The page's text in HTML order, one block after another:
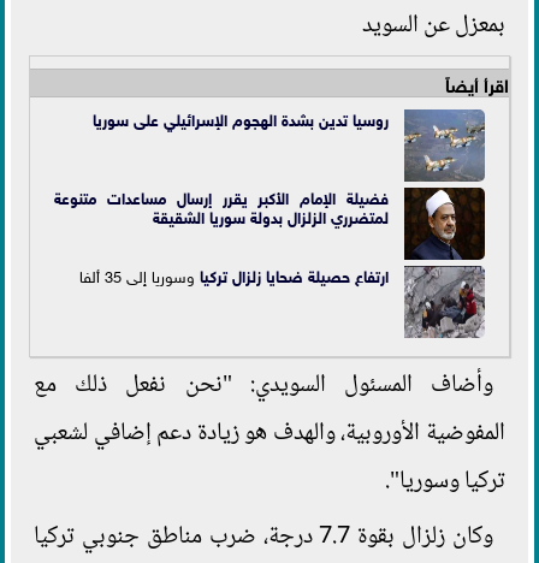
بمعزل عن السويد
اقرأ أيضاً
روسيا تدين بشدة الهجوم الإسرائيلي على سوريا
فضيلة الإمام الأكبر يقرر إرسال مساعدات متنوعة
لمتضرري الزلزال بدولة سوريا الشقيقة
ارتفاع حصيلة ضحايازلزال تركيا وسوريا إلى 35 ألفا
وأضاف المسئول السويدي: "نحن نفعل ذلك مع
المفوضية الأوروبية، والهدف هو زيادة دعم إضافي لشعبي
تركيا وسوريا".
وكان زلزال بقوة 7.7 درجة، ضرب مناطق جنوبي تركيا